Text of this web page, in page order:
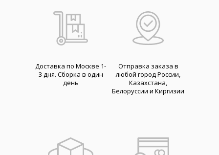
Доставка по Москве 1-
3 дня. Cборка в один
день
Отправка заказа в
любой город России,
Казахстана,
Белоруссии и Киргизии